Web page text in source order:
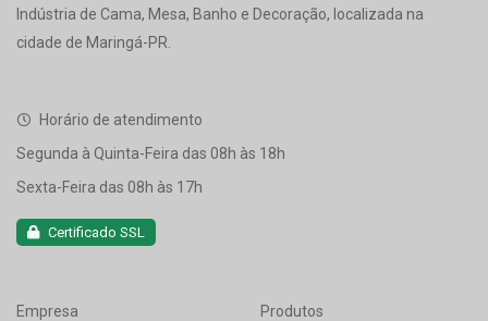
Indústria de Cama, Mesa, Banho e Decoração, localizada na
cidade de Maringá-PR.
Horário de atendimento
Segunda à Quinta-Feira das 08h às 18h
Sexta-Feira das 08h às 17h
Certificado SSL
Empresa Produtos